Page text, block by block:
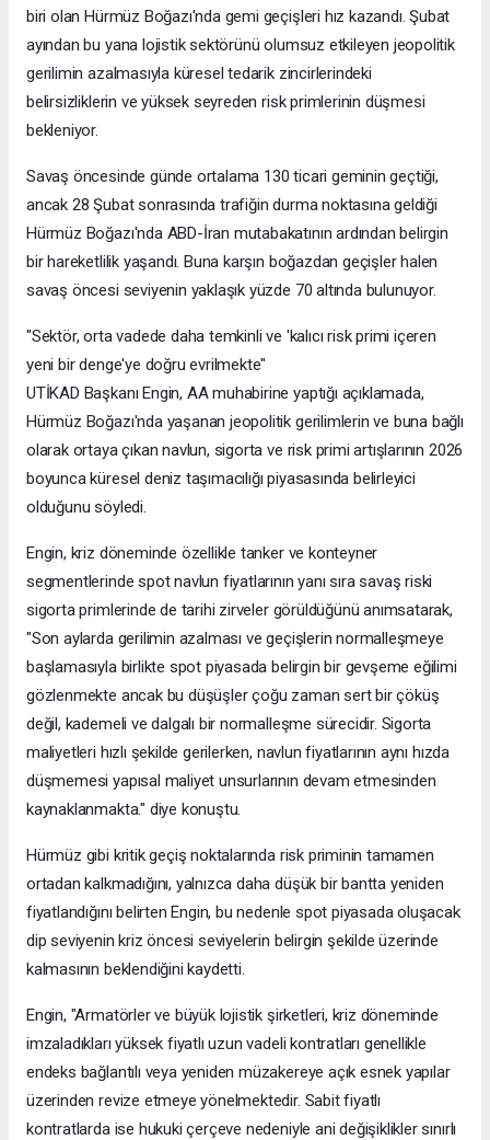
biri olan Hürmüz Boğazı'nda gemi geçişleri hız kazandı. Şubat
ayından bu yana lojistik sektörünü olumsuz etkileyen jeopolitik
gerilimin azalmasıyla küresel tedarik zincirlerindeki
belirsizliklerin ve yüksek seyreden risk primlerinin düşmesi
bekleniyor.
Savaş öncesinde günde ortalama 130 ticari geminin geçtiği,
ancak 28 Şubat sonrasında trafiğin durma noktasına geldiği
Hürmüz Boğazı'nda ABD-İran mutabakatının ardından belirgin
bir hareketlilik yaşandı. Buna karşın boğazdan geçişler halen
savaş öncesi seviyenin yaklaşık yüzde 70 altında bulunuyor.
"Sektör, orta vadede daha temkinli ve 'kalıcı risk primi içeren
yeni bir denge'ye doğru evrilmekte"
UTİKAD Başkanı Engin, AA muhabirine yaptığı açıklamada,
Hürmüz Boğazı'nda yaşanan jeopolitik gerilimlerin ve buna bağlı
olarak ortaya çıkan navlun, sigorta ve risk primi artışlarının 2026
boyunca küresel deniz taşımacılığı piyasasında belirleyici
olduğunu söyledi.
Engin, kriz döneminde özellikle tanker ve konteyner
segmentlerinde spot navlun fiyatlarının yanı sıra savaş riski
sigorta primlerinde de tarihi zirveler görüldüğünü anımsatarak,
"Son aylarda gerilimin azalması ve geçişlerin normalleşmeye
başlamasıyla birlikte spot piyasada belirgin bir gevşeme eğilimi
gözlenmekte ancak bu düşüşler çoğu zaman sert bir çöküş
değil, kademeli ve dalgalı bir normalleşme sürecidir. Sigorta
maliyetleri hızlı şekilde gerilerken, navlun fiyatlarının aynı hızda
düşmemesi yapısal maliyet unsurlarının devam etmesinden
kaynaklanmakta." diye konuştu.
Hürmüz gibi kritik geçiş noktalarında risk priminin tamamen
ortadan kalkmadığını, yalnızca daha düşük bir bantta yeniden
fiyatlandığını belirten Engin, bu nedenle spot piyasada oluşacak
dip seviyenin kriz öncesi seviyelerin belirgin şekilde üzerinde
kalmasının beklendiğini kaydetti.
Engin, "Armatörler ve büyük lojistik şirketleri, kriz döneminde
imzaladıkları yüksek fiyatlı uzun vadeli kontratları genellikle
endeks bağlantılı veya yeniden müzakereye açık esnek yapılar
üzerinden revize etmeye yönelmektedir. Sabit fiyatlı
kontratlarda ise hukuki çerçeve nedeniyle ani değişiklikler sınırlı